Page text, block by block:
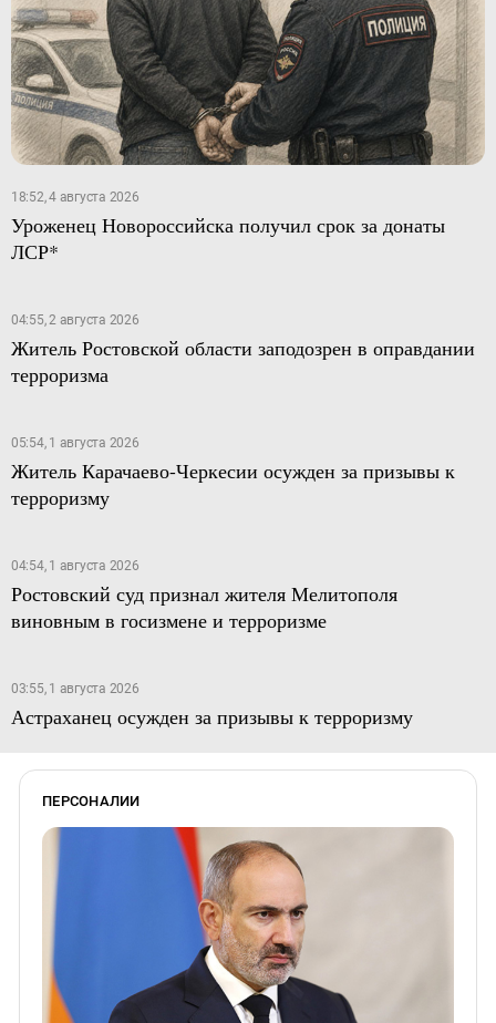
18:52, 4 августа 2026
Уроженец Новороссийска получил срок за донаты
ЛСР*
04:55, 2 августа 2026
Житель Ростовской области заподозрен в оправдании
терроризма
05:54, 1 августа 2026
Житель Карачаево-Черкесии осужден за призывы к
терроризму
04:54, 1 августа 2026
Ростовский суд признал жителя Мелитополя
виновным в госизмене и терроризме
03:55, 1 августа 2026
Астраханец осужден за призывы к терроризму
ПЕРСОНАЛИИ